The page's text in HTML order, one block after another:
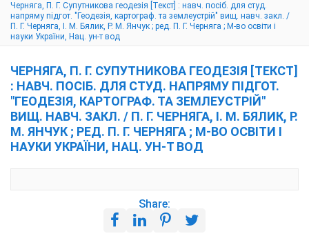
Черняга, П. Г. Супутникова геодезія [Текст] : навч. посіб. для студ.
напряму підгот. "Геодезія, картограф. та землеустрій" вищ. навч. закл. /
П. Г. Черняга, І. М. Бялик, Р. М. Янчук ; ред. П. Г. Черняга ; М-во освіти і
науки України, Нац. ун-т вод
ЧЕРНЯГА, П. Г. СУПУТНИКОВА ГЕОДЕЗІЯ [ТЕКСТ]
: НАВЧ. ПОСІБ. ДЛЯ СТУД. НАПРЯМУ ПІДГОТ.
"ГЕОДЕЗІЯ, КАРТОГРАФ. ТА ЗЕМЛЕУСТРІЙ"
ВИЩ. НАВЧ. ЗАКЛ. / П. Г. ЧЕРНЯГА, І. М. БЯЛИК, Р.
М. ЯНЧУК ; РЕД. П. Г. ЧЕРНЯГА ; М-ВО ОСВІТИ І
НАУКИ УКРАЇНИ, НАЦ. УН-Т ВОД
Share: